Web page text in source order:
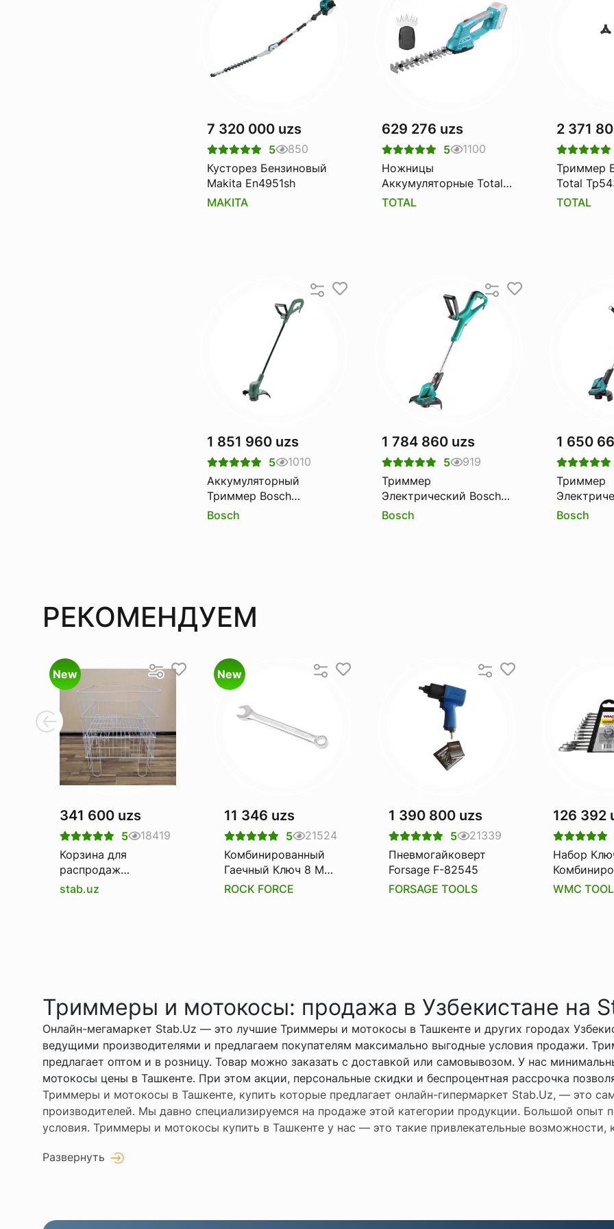
7 320 000 uzs
5
850
Кусторез Бензиновый
Makita En4951sh
MAKITA
629 276 uzs
5
1100
Ножницы
Аккумуляторные Total
Tstli2001
TOTAL
2 371
Триммер
Total
TOTAL
1 851 960 uzs
5
1010
Аккумуляторный
Триммер Bosch
Easygrasscut 18-230
Bosch
1 784 860 uzs
5
919
Триммер
Электрический Bosch
Art 30
Bosch
1 650
Триммер
Art 27
Bosch
РЕКОМЕНДУЕМ
New
341 600 uzs
5
18419
Корзина для
распродаж
(Корзина-
stab.uz
New
11 346 uzs
5
21524
Комбинированный
Гаечный Ключ 8 Мм.
Rockforce Rf-75508
ROCK FORCE
1 390 800 uzs
5
21339
Пневмогайковерт
Forsage F-82545
FORSAGE TOOLS
126 392
Набор
12пр. В
WMC
Триммеры и мотокосы: продажа в Узбекистане на
Онлайн-мегамаркет Stab.Uz — это лучшие Триммеры и мотокосы в Ташкенте и других городах
ведущими производителями и предлагаем покупателям максимально выгодные условия продажи.
предлагает оптом и в розницу. Товар можно заказать с доставкой или самовывозом. У нас
мотокосы цены в Ташкенте. При этом акции, персональные скидки и беспроцентная рассрочка
Триммеры и мотокосы в Ташкенте, купить которые предлагает онлайн-гипермаркет Stab.Uz, — это
производителей. Мы давно специализируемся на продаже этой категории продукции. Большой опыт
условия. Триммеры и мотокосы купить в Ташкенте у нас — это такие привлекательные возможности,
Развернуть